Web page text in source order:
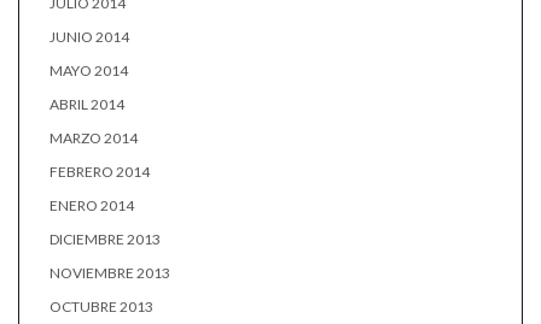
JUNIO 2014
MAYO 2014
ABRIL 2014
MARZO 2014
FEBRERO 2014
ENERO 2014
DICIEMBRE 2013
NOVIEMBRE 2013
OCTUBRE 2013